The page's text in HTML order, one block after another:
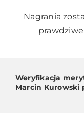
Nagrania
Weryfikacja
Marcin Kurowski